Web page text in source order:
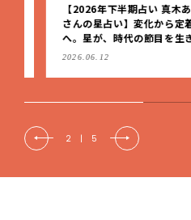
【2026年下半期占い 真木あかり
さんの星占い】変化から定着
へ。星が、時代の節目を生きる
私たちを導く
2026.06.12
2 | 5